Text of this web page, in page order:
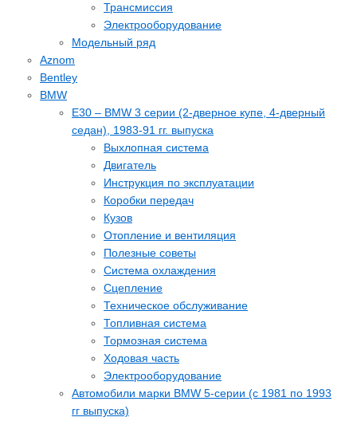
Трансмиссия
Электрооборудование
Модельный ряд
Aznom
Bentley
BMW
E30 – BMW 3 серии (2-дверное купе, 4-дверный
седан), 1983-91 гг. выпуска
Выхлопная система
Двигатель
Инструкция по эксплуатации
Коробки передач
Кузов
Отопление и вентиляция
Полезные советы
Система охлаждения
Сцепление
Техническое обслуживание
Топливная система
Тормозная система
Ходовая часть
Электрооборудование
Автомобили марки BMW 5-серии (c 1981 по 1993
гг выпуска)